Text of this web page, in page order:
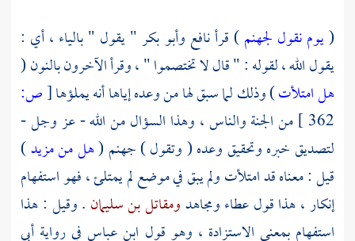
(يوم نقول لجهنم) قرأنافع وأبو بكر" يقول " بالياء ، أي :
يقول الله ، لقوله : " قال لا تختصموا " ، وقرأ الآخرون بالنون (
هل امتلأت) وذلك لما سبق لها من وعده إياها أنه يملؤها[ص:
362 ] من الجنة والناس ، وهذا السؤال من الله - عز وجل -
لتصديق خبره وتحقيق وعده ( وتقول ) جهنم (هل من مزيد)
قيل : معناه قد امتلأت ولم يبق في موضع لم يمتلئ ، فهو استفهام
إنكار ، هذا قولعطاءومجاهدومقاتل بن سليمان . وقيل : هذا
استفهام بمعنى الاستزادة ، وهو قول ابن عباس في رواية أبي